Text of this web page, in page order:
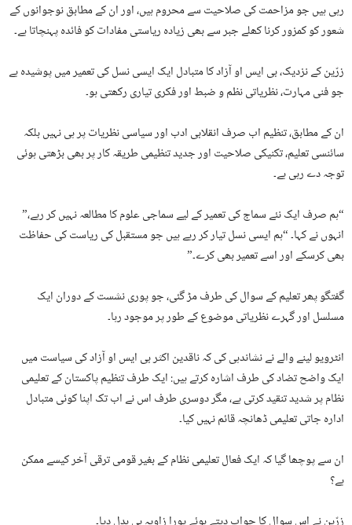
رہی ہیں جو مزاحمت کی صلاحیت سے محروم ہیں، اور ان کے مطابق نوجوانوں کے
شعور کو کمزور کرنا کھلے جبر سے بھی زیادہ ریاستی مفادات کو فائدہ پہنچاتا ہے۔
زرّین کے نزدیک، بی ایس او آزاد کا متبادل ایک ایسی نسل کی تعمیر میں پوشیدہ ہے
جو فنی مہارت، نظریاتی نظم و ضبط اور فکری تیاری رکھتی ہو۔
ان کے مطابق، تنظیم اب صرف انقلابی ادب اور سیاسی نظریات پر ہی نہیں بلکہ
سائنسی تعلیم، تکنیکی صلاحیت اور جدید تنظیمی طریقہ کار پر بھی بڑھتی ہوئی
توجہ دے رہی ہے۔
“ہم صرف ایک نئے سماج کی تعمیر کے لیے سماجی علوم کا مطالعہ نہیں کر رہے،”
انہوں نے کہا۔ “ہم ایسی نسل تیار کر رہے ہیں جو مستقبل کی ریاست کی حفاظت
بھی کرسکے اور اسے تعمیر بھی کرے۔”
گفتگو پھر تعلیم کے سوال کی طرف مڑ گئی، جو پوری نشست کے دوران ایک
مسلسل اور گہرے نظریاتی موضوع کے طور پر موجود رہا۔
انٹرویو لینے والے نے نشاندہی کی کہ ناقدین اکثر بی ایس او آزاد کی سیاست میں
ایک واضح تضاد کی طرف اشارہ کرتے ہیں: ایک طرف تنظیم پاکستان کے تعلیمی
نظام پر شدید تنقید کرتی ہے، مگر دوسری طرف اس نے اب تک اپنا کوئی متبادل
ادارہ جاتی تعلیمی ڈھانچہ قائم نہیں کیا۔
ان سے پوچھا گیا کہ ایک فعال تعلیمی نظام کے بغیر قومی ترقی آخر کیسے ممکن
ہے؟